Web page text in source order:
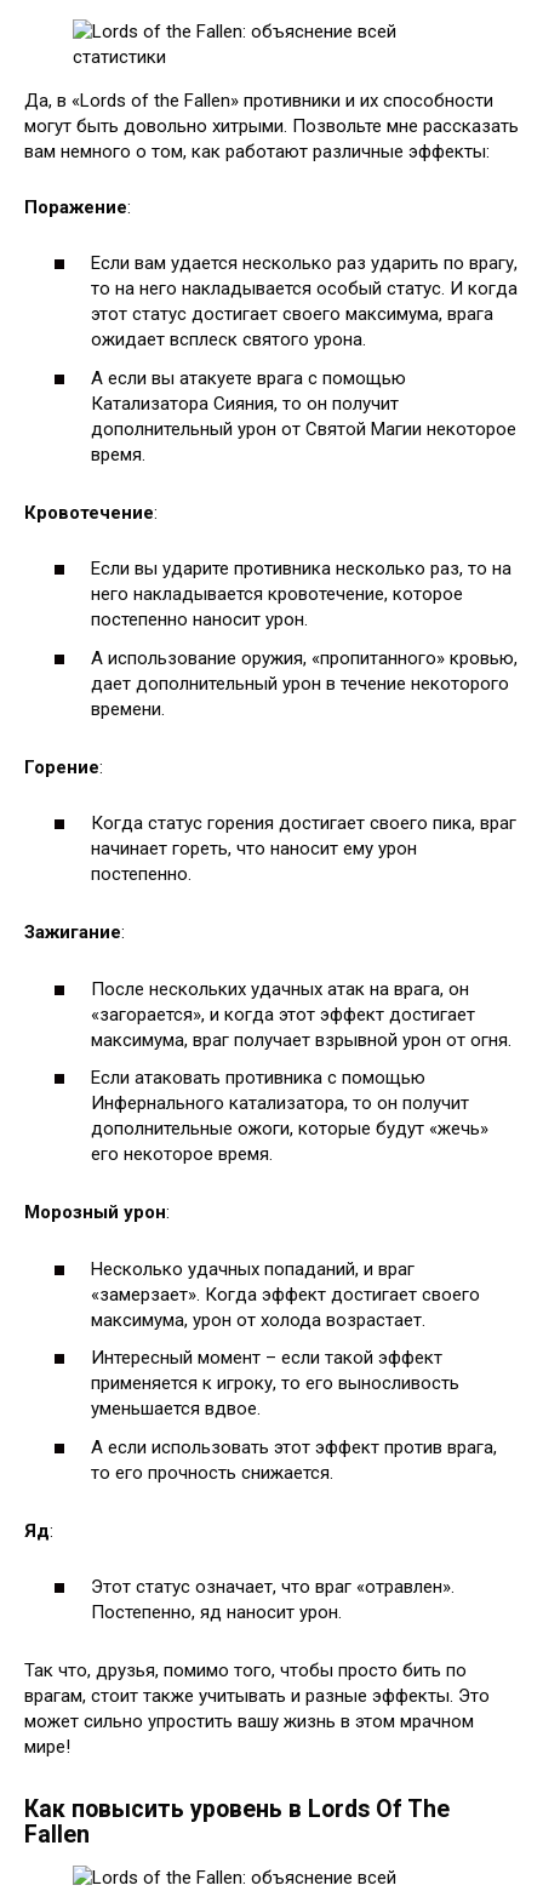
Да, в «Lords of the Fallen» противники и их способности
могут быть довольно хитрыми. Позвольте мне рассказать
вам немного о том, как работают различные эффекты:
Поражение:
Если вам удается несколько раз ударить по врагу,
то на него накладывается особый статус. И когда
этот статус достигает своего максимума, врага
ожидает всплеск святого урона.
А если вы атакуете врага с помощью
Катализатора Сияния, то он получит
дополнительный урон от Святой Магии некоторое
время.
Кровотечение:
Если вы ударите противника несколько раз, то на
него накладывается кровотечение, которое
постепенно наносит урон.
А использование оружия, «пропитанного» кровью,
дает дополнительный урон в течение некоторого
времени.
Горение:
Когда статус горения достигает своего пика, враг
начинает гореть, что наносит ему урон
постепенно.
Зажигание:
После нескольких удачных атак на врага, он
«загорается», и когда этот эффект достигает
максимума, враг получает взрывной урон от огня.
Если атаковать противника с помощью
Инфернального катализатора, то он получит
дополнительные ожоги, которые будут «жечь»
его некоторое время.
Морозный урон:
Несколько удачных попаданий, и враг
«замерзает». Когда эффект достигает своего
максимума, урон от холода возрастает.
Интересный момент – если такой эффект
применяется к игроку, то его выносливость
уменьшается вдвое.
А если использовать этот эффект против врага,
то его прочность снижается.
Яд:
Этот статус означает, что враг «отравлен».
Постепенно, яд наносит урон.
Так что, друзья, помимо того, чтобы просто бить по
врагам, стоит также учитывать и разные эффекты. Это
может сильно упростить вашу жизнь в этом мрачном
мире!
Как повысить уровень в Lords Of The
Fallen